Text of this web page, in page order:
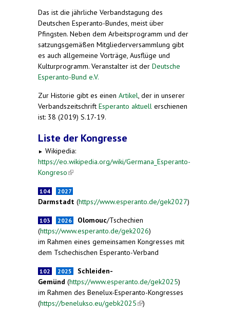
Das ist die jährliche Verbandstagung des
Deutschen Esperanto-Bundes, meist über
Pfingsten. Neben dem Arbeitsprogramm und der
satzungsgemäßen Mitgliederversammlung gibt
es auch allgemeine Vorträge, Ausflüge und
Kulturprogramm. Veranstalter ist der Deutsche
Esperanto-Bund e.V.
Zur Historie gibt es einen Artikel, der in unserer
Verbandszeitschrift Esperanto aktuell erschienen
ist: 38 (2019) S.17-19.
Liste der Kongresse
► Wikipedia:
https://eo.wikipedia.org/wiki/Germana_Esperanto-
Kongreso(link is external)
104 2027
Darmstadt (https://www.esperanto.de/gek2027)
103 2026 Olomouc/Tschechien
(https://www.esperanto.de/gek2026)
im Rahmen eines gemeinsamen Kongresses mit
dem Tschechischen Esperanto-Verband
102 2025
Schleiden-
Gemünd (https://www.esperanto.de/gek2025)
im Rahmen des Benelux-Esperanto-Kongresses
(https://benelukso.eu/gebk2025(link is external)
)